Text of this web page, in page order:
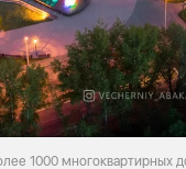
1000 многоквартирных